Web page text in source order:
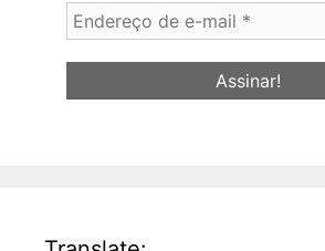
Endereço
de
e-